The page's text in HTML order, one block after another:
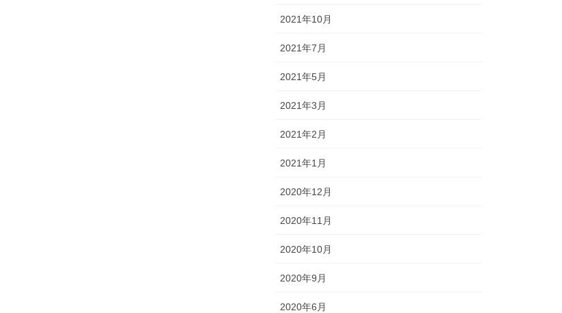
2021年10月
2021年7月
2021年5月
2021年3月
2021年2月
2021年1月
2020年12月
2020年11月
2020年10月
2020年9月
2020年6月